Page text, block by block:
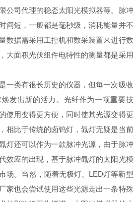
公司代理的稳态太阳光模拟器等。脉冲
间短，一般都是毫秒级，消耗能量并不
数据需采用工控机和数采装置来进行数
大面积光伏组件电特性的测量都是采用
类有很长历史的仪器，但每一次吸收
发出新的活力。光纤作为一项重要技
使用变得更方便，同时使其光源变得更
相比于传统的卤钨灯，氙灯无疑是当前
灯还可以作为一款脉冲光源，由于脉冲
效应的出现，基于脉冲氙灯的太阳光模
场。当然，随着无极灯、LED灯等新型
家也会尝试使用这些光源走出一条特殊